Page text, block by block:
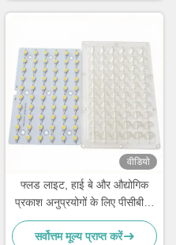
वीडियो
फ्लड लाइट, हाई बे और औद्योगिक
प्रकाश अनुप्रयोगों के लिए पीसीबी के
साथ वाटरप्रूफ 60W एलईडी लेंस
ऐरे
सर्वोत्तम मूल्य प्राप्त करें